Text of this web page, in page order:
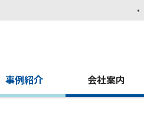
事例紹介 会社案内